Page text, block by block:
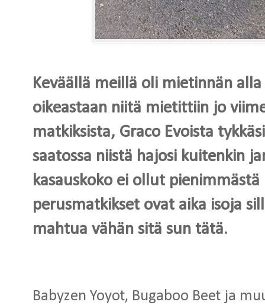
Keväällä meillä oli mietinnän
oikeastaan niitä mietittiin jo
matkiksista, Graco Evoista
saatossa niistä hajosi kuitenkin
kasauskoko ei ollut
perusmatkikset ovat aika isoja
mahtua vähän sitä sun tätä.
Babyzen Yoyot, Bugaboo Beet ja